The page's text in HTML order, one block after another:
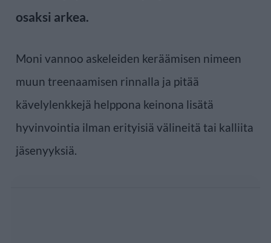
osaksi arkea.
Moni vannoo askeleiden keräämisen nimeen
muun treenaamisen rinnalla ja pitää
kävelylenkkejä helppona keinona lisätä
hyvinvointia ilman erityisiä välineitä tai kalliita
jäsenyyksiä.